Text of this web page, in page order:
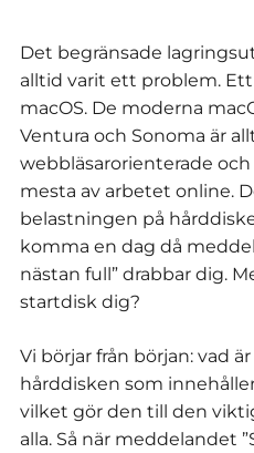
Det begränsade
alltid varit ett problem.
macOS. De moderna
Ventura och Sonoma är
webbläsarorienterade
mesta av arbetet online.
belastningen på
komma en dag då
nästan full” drabbar dig.
startdisk dig?
Vi börjar från början: vad
hårddisken som
vilket gör den till den
alla. Så när meddelandet